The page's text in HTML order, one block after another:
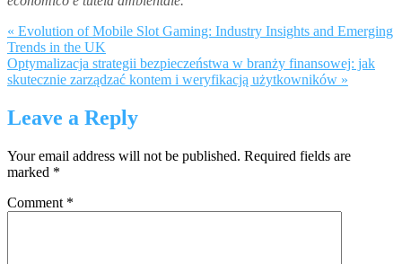
« Evolution of Mobile Slot Gaming: Industry Insights and Emerging
Trends in the UK
Optymalizacja strategii bezpieczeństwa w branży finansowej: jak
skutecznie zarządzać kontem i weryfikacją użytkowników »
Leave a Reply
Your email address will not be published. Required fields are
marked *
Comment *